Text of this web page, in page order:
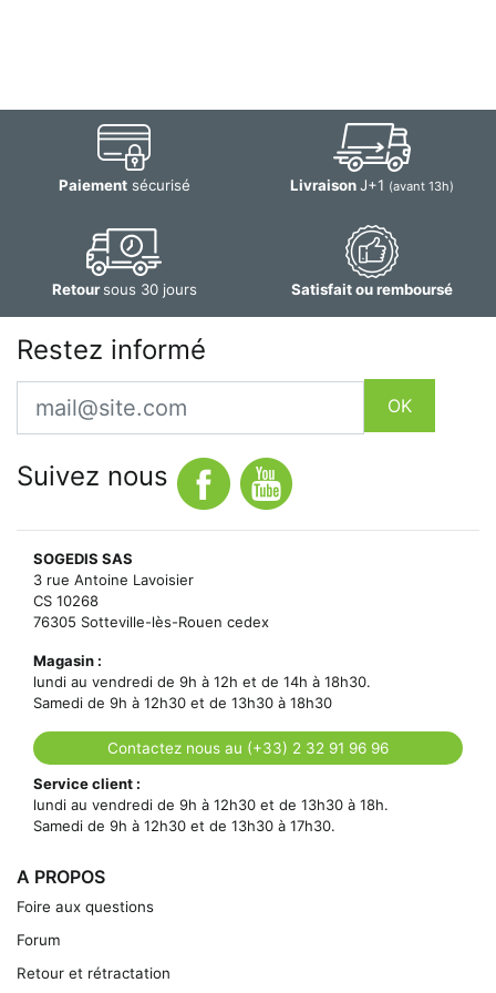
Paiementsécurisé LivraisonJ+1 (avant 13h)
Retoursous 30 jours Satisfait ou remboursé
Restez informé
Email
OK
Suivez nous
SOGEDIS SAS
3 rue Antoine Lavoisier
CS 10268
76305 Sotteville-lès-Rouen cedex
Magasin :
lundi au vendredi de 9h à 12h et de 14h à 18h30.
Samedi de 9h à 12h30 et de 13h30 à 18h30
Contactez nous au (+33) 2 32 91 96 96
Service client :
lundi au vendredi de 9h à 12h30 et de 13h30 à 18h.
Samedi de 9h à 12h30 et de 13h30 à 17h30.
A PROPOS
Foire aux questions
Forum
Retour et rétractation